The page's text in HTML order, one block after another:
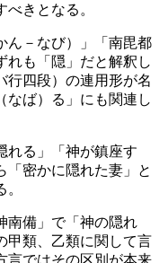
きとなる。
ん－なび）」「南毘都
れも「隠」だと解釈し
行四段）の連用形が名
なば）る」にも関連し
れる」「神が鎮座す
「密かに隠れた妻」と
南備」で「神の隠れ
甲類、乙類に関して言
言ではその区別が本来